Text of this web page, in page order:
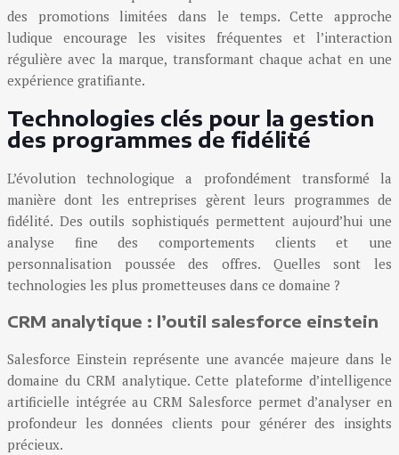
des promotions limitées dans le temps. Cette approche
ludique encourage les visites fréquentes et l’interaction
régulière avec la marque, transformant chaque achat en une
expérience gratifiante.
Technologies clés pour la gestion
des programmes de fidélité
L’évolution technologique a profondément transformé la
manière dont les entreprises gèrent leurs programmes de
fidélité. Des outils sophistiqués permettent aujourd’hui une
analyse fine des comportements clients et une
personnalisation poussée des offres. Quelles sont les
technologies les plus prometteuses dans ce domaine ?
CRM analytique : l’outil salesforce einstein
Salesforce Einstein représente une avancée majeure dans le
domaine du CRM analytique. Cette plateforme d’intelligence
artificielle intégrée au CRM Salesforce permet d’analyser en
profondeur les données clients pour générer des insights
précieux.